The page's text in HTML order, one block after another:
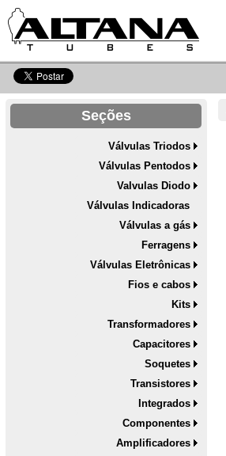
Seções
Válvulas Triodos
Válvulas Pentodos
Valvulas Diodo
Válvulas Indicadoras
Válvulas a gás
Ferragens
Válvulas Eletrônicas
Fios e cabos
Kits
Transformadores
Capacitores
Soquetes
Transistores
Integrados
Componentes
Amplificadores